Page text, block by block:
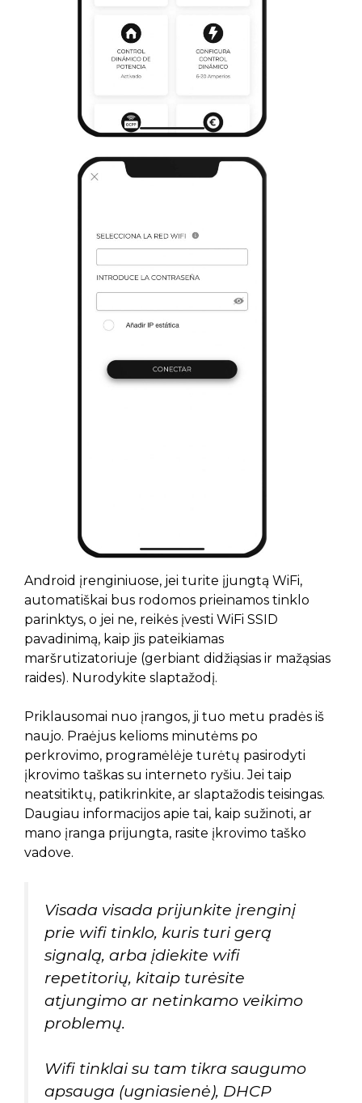
Android įrenginiuose, jei turite įjungtą WiFi,
automatiškai bus rodomos prieinamos tinklo
parinktys, o jei ne, reikės įvesti WiFi SSID
pavadinimą, kaip jis pateikiamas
maršrutizatoriuje (gerbiant didžiąsias ir mažąsias
raides). Nurodykite slaptažodį.
Priklausomai nuo įrangos, ji tuo metu pradės iš
naujo. Praėjus kelioms minutėms po
perkrovimo, programėlėje turėtų pasirodyti
įkrovimo taškas su interneto ryšiu. Jei taip
neatsitiktų, patikrinkite, ar slaptažodis teisingas.
Daugiau informacijos apie tai, kaip sužinoti, ar
mano įranga prijungta, rasite įkrovimo taško
vadove.
Visada visada prijunkite įrenginį
prie wifi tinklo, kuris turi gerą
signalą, arba įdiekite wifi
repetitorių, kitaip turėsite
atjungimo ar netinkamo veikimo
problemų.
Wifi tinklai su tam tikra saugumo
apsauga (ugniasienė), DHCP